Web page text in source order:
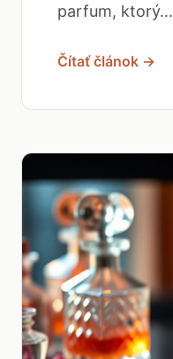
parfum, ktorý...
Čítať článok →